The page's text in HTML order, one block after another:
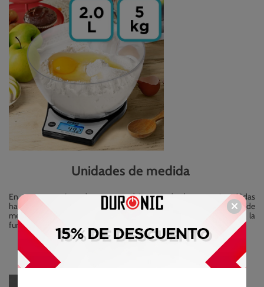
Unidades de medida
En cuanto a qué puedes pesar, podrás pesar desde sustancias sólidas
hasta líquidas. La KS6000 permite pesar en varias unidades de
medida: gramos, libras, mililitros y onzas fluidas. Además, con la
función tara te será más fácil realizar recetas.